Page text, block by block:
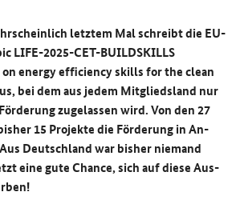
letz­tem Mal schreibt die EU-​
LIFE-2025-CET-BUILDSKILLS
energy efficiency skills for the clean
bei dem aus jedem Mit­glieds­land nur
zu­ge­las­sen wird. Von den 27
15 Pro­jek­te die För­de­rung in An­
Deutsch­land war bis­her nie­mand
eine gute Chan­ce, sich auf diese Aus­